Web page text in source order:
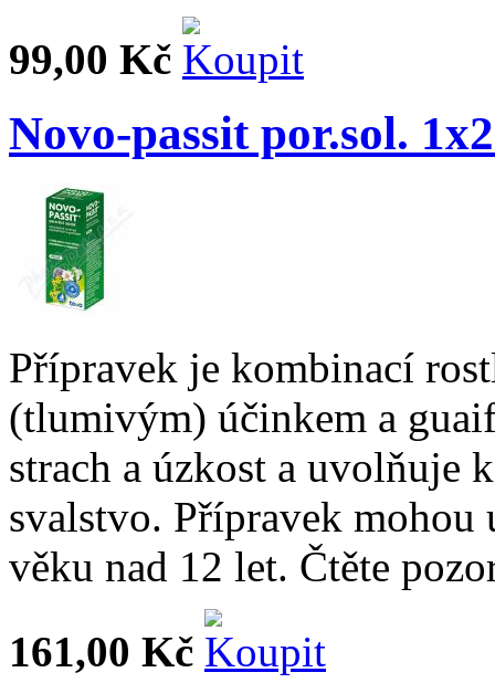
99,00 Kč
Novo-passit por.sol.
Přípravek je kombinací
(tlumivým) účinkem a
strach a úzkost a uvolňuje
svalstvo. Přípravek
věku nad 12 let. Čtěte
161,00 Kč